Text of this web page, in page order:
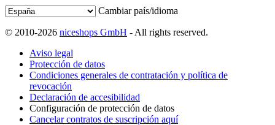
Cambiar país/idioma
© 2010-2026 niceshops GmbH - All rights reserved.
Aviso legal
Protección de datos
Condiciones generales de contratación y política de
revocación
Declaración de accesibilidad
Configuración de protección de datos
Cancelar contratos de suscripción aquí